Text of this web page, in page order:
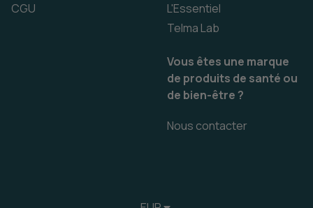
CGU
L'Essentiel
Telma Lab
Vous êtes une marque
de produits de santé ou
de bien-être ?
Nous contacter